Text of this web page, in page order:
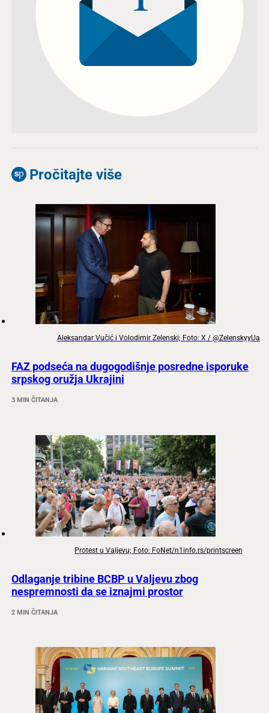
Pročitajte više
Aleksandar Vučić i Volodimir Zelenski; Foto: X / @ZelenskyyUa
FAZ podseća na dugogodišnje posredne isporuke
srpskog oružja Ukrajini
3 MIN ČITANJA
Protest u Valjevu; Foto: FoNet/n1info.rs/printscreen
Odlaganje tribine BCBP u Valjevu zbog
nespremnosti da se iznajmi prostor
2 MIN ČITANJA